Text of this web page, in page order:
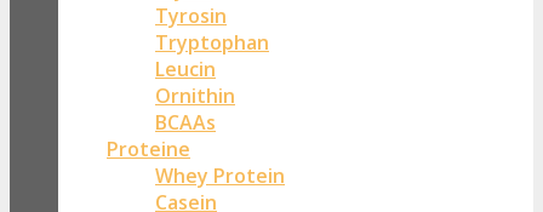
Tyrosin
Tryptophan
Leucin
Ornithin
BCAAs
Proteine
Whey Protein
Casein